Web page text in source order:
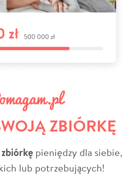
ZBIÓRKĘ
pieniędzy dla siebie,
lub potrzebujących!